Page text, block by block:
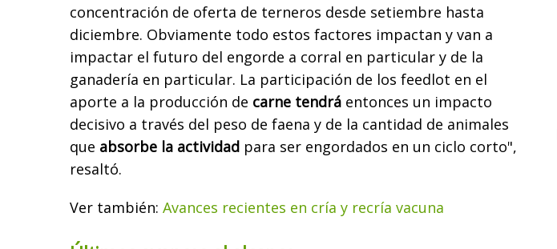
concentración de oferta de terneros desde setiembre hasta
diciembre. Obviamente todo estos factores impactan y van a
impactar el futuro del engorde a corral en particular y de la
ganadería en particular. La participación de los feedlot en el
aporte a la producción de carne tendrá entonces un impacto
decisivo a través del peso de faena y de la cantidad de animales
que absorbe la actividad para ser engordados en un ciclo corto",
resaltó.
Ver también: Avances recientes en cría y recría vacuna